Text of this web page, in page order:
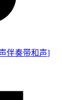
伴奏带和声]